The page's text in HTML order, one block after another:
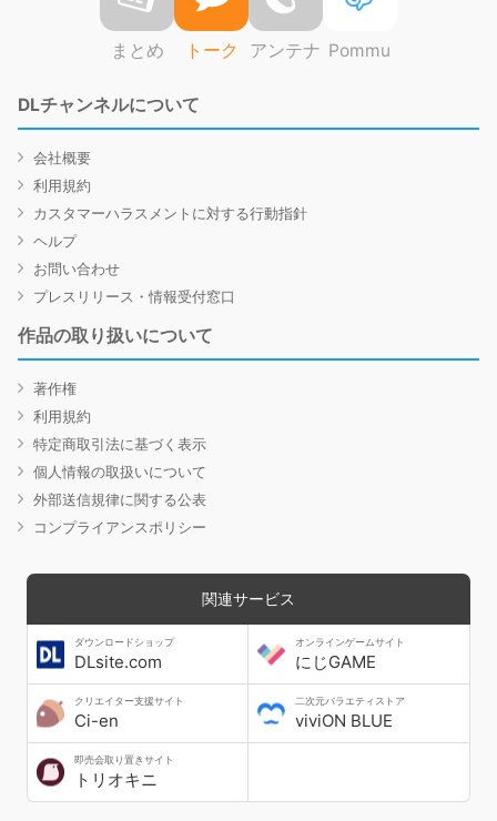
まとめ トーク アンテナ Pommu
DLチャンネルについて
会社概要
利用規約
カスタマーハラスメントに対する行動指針
ヘルプ
お問い合わせ
プレスリリース・情報受付窓口
作品の取り扱いについて
著作権
利用規約
特定商取引法に基づく表示
個人情報の取扱いについて
外部送信規律に関する公表
コンプライアンスポリシー
関連サービス
ダウンロードショップ
DLsite.com
オンラインゲームサイト
にじGAME
クリエイター支援サイト
Ci-en
二次元バラエティストア
viviON BLUE
即売会取り置きサイト
トリオキニ